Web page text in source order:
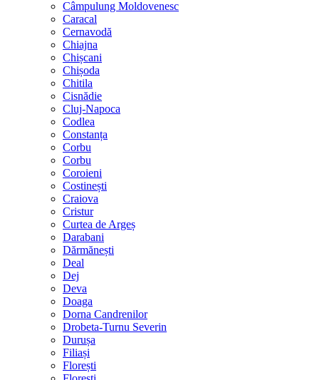
Câmpulung Moldovenesc
Caracal
Cernavodă
Chiajna
Chișcani
Chișoda
Chitila
Cisnădie
Cluj-Napoca
Codlea
Constanța
Corbu
Corbu
Coroieni
Costinești
Craiova
Cristur
Curtea de Argeș
Darabani
Dărmănești
Deal
Dej
Deva
Doaga
Dorna Candrenilor
Drobeta-Turnu Severin
Durușa
Filiași
Florești